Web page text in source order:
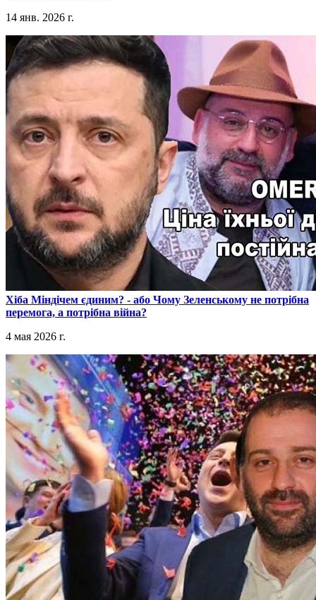
14 янв. 2026 г.
​Хіба Міндічем єдиним? - або Чому Зеленському не потрібна
перемога, а потрібна війна?
4 мая 2026 г.